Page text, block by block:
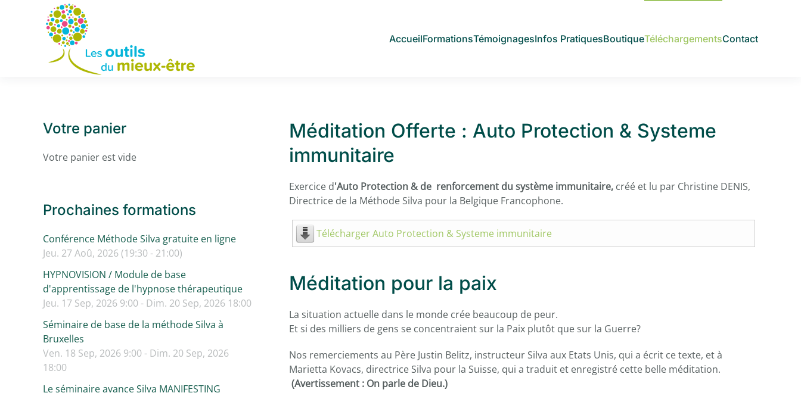
Accéder au contenu principal AccueilFormationsTémoignagesInfos PratiquesBoutiqueTéléchargementsContact
Méditation Offerte : Auto Protection & Systeme
immunitaire
Exercice d'Auto Protection & de renforcement du système immunitaire, créé et lu par Christine DENIS,
Directrice de la Méthode Silva pour la Belgique Francophone.
Télécharger Auto Protection & Systeme immunitaire
Méditation pour la paix
La situation actuelle dans le monde crée beaucoup de peur.
Et si des milliers de gens se concentraient sur la Paix plutôt que sur la Guerre?
Nos remerciements au Père Justin Belitz, instructeur Silva aux Etats Unis, qui a écrit ce texte, et à
Marietta Kovacs, directrice Silva pour la Suisse, qui a traduit et enregistré cette belle méditation.
(Avertissement : On parle de Dieu.)
Votre panier
Votre panier est vide
Prochaines formations
Conférence Méthode Silva gratuite en ligne
Jeu. 27 Aoû, 2026 (19:30 - 21:00)
HYPNOVISION / Module de base
d'apprentissage de l'hypnose thérapeutique
Jeu. 17 Sep, 2026 9:00 - Dim. 20 Sep, 2026 18:00
Séminaire de base de la méthode Silva à
Bruxelles
Ven. 18 Sep, 2026 9:00 - Dim. 20 Sep, 2026
18:00
Le séminaire avance Silva MANIFESTING